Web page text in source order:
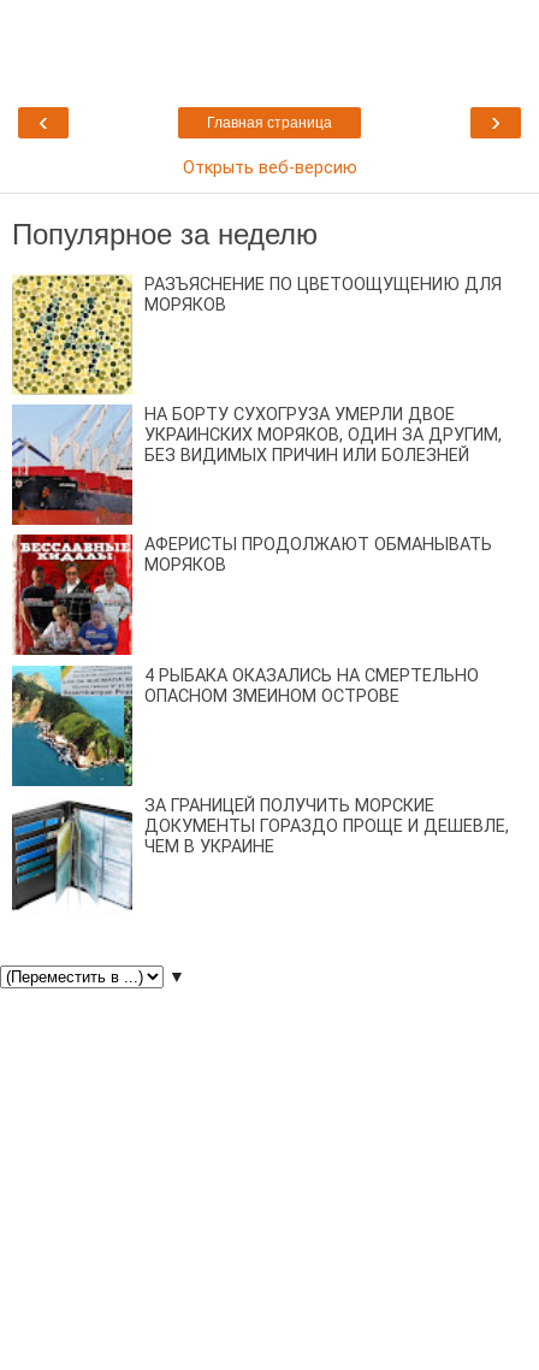
‹ ›
Главная страница
Открыть веб-версию
Популярное за неделю
РАЗЪЯСНЕНИЕ ПО ЦВЕТООЩУЩЕНИЮ ДЛЯ
МОРЯКОВ
НА БОРТУ СУХОГРУЗА УМЕРЛИ ДВОЕ
УКРАИНСКИХ МОРЯКОВ, ОДИН ЗА ДРУГИМ,
БЕЗ ВИДИМЫХ ПРИЧИН ИЛИ БОЛЕЗНЕЙ
АФЕРИСТЫ ПРОДОЛЖАЮТ ОБМАНЫВАТЬ
МОРЯКОВ
4 РЫБАКА ОКАЗАЛИСЬ НА СМЕРТЕЛЬНО
ОПАСНОМ ЗМЕИНОМ ОСТРОВЕ
ЗА ГРАНИЦЕЙ ПОЛУЧИТЬ МОРСКИЕ
ДОКУМЕНТЫ ГОРАЗДО ПРОЩЕ И ДЕШЕВЛЕ,
ЧЕМ В УКРАИНЕ
▼